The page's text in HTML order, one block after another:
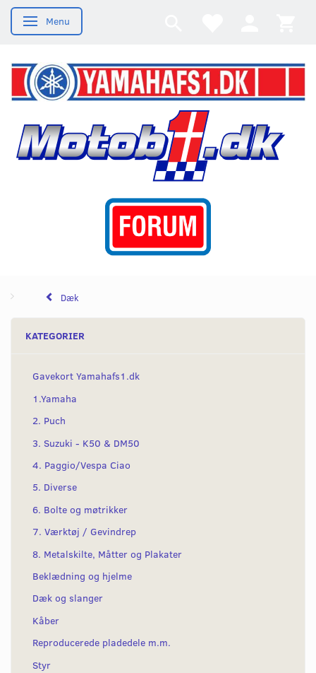
Skifte navigation
Menu
Dæk
KATEGORIER
Gavekort Yamahafs1.dk
1.Yamaha
2. Puch
3. Suzuki - K50 & DM50
4. Paggio/Vespa Ciao
5. Diverse
6. Bolte og møtrikker
7. Værktøj / Gevindrep
8. Metalskilte, Måtter og Plakater
Beklædning og hjelme
Dæk og slanger
Kåber
Reproducerede pladedele m.m.
Styr